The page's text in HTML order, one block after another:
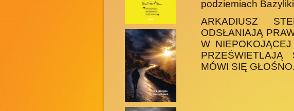
podziemiach
ARKADIUSZ
ODSŁANIAJĄ
W
MÓWI SIĘ GŁOŚNO.